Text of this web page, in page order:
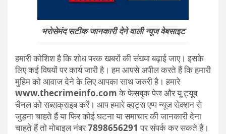
भरोसेमंद सटीक जानकारी देने वाली न्यूज वेबसाइट
हमारी कोशिश है कि शोध परक खबरों की संख्या बढ़ाई जाए। इसके
लिए कई विषयों पर कार्य जारी है। हम आपसे अपील करते हैं कि हमारी
मुहिम को आवाज देने के लिए आपका साथ जरुरी है। हमारे
www.thecrimeinfo.comके फेसबुक पेज और यू ट्यूब
चैनल को सब्सक्राइब करें। आप हमारे व्हाट्स एप्प न्यूज सेक्शन से
जुड़ना चाहते हैं या फिर कोई घटना या समाचार की जानकारी देना
चाहते हैं तो मोबाइल नंबर7898656291 पर संपर्क कर सकते हैं।